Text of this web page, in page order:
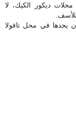
ديكور الكيك، لا
يجدها في محل تافولا